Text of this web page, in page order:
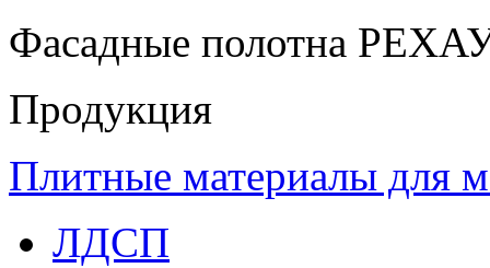
Фасадные полотна
Продукция
Плитные материалы для
ЛДСП